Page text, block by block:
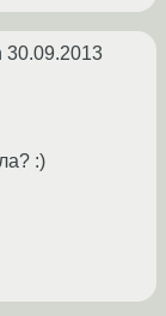
30.09.2013
:)